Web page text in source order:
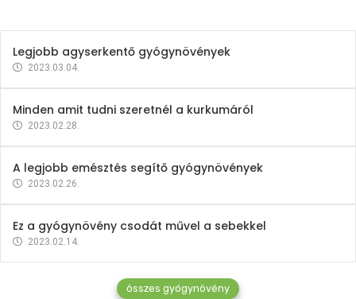
Legjobb agyserkentő gyógynövények
2023.03.04.
Minden amit tudni szeretnél a kurkumáról
2023.02.28.
A legjobb emésztés segítő gyógynövények
2023.02.26.
Ez a gyógynövény csodát művel a sebekkel
2023.02.14.
összes gyógynövény
Vitaminok